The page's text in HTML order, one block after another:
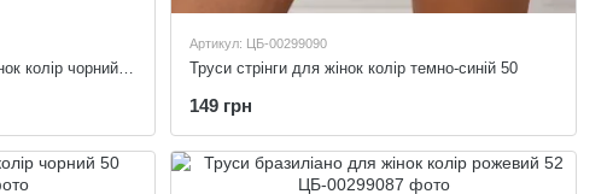
Бюстгальтер класичний для жінок колір чорний 80C
Артикул: ЦБ-00299090
Труси стрінги для жінок колір темно-синій 50
149 грн